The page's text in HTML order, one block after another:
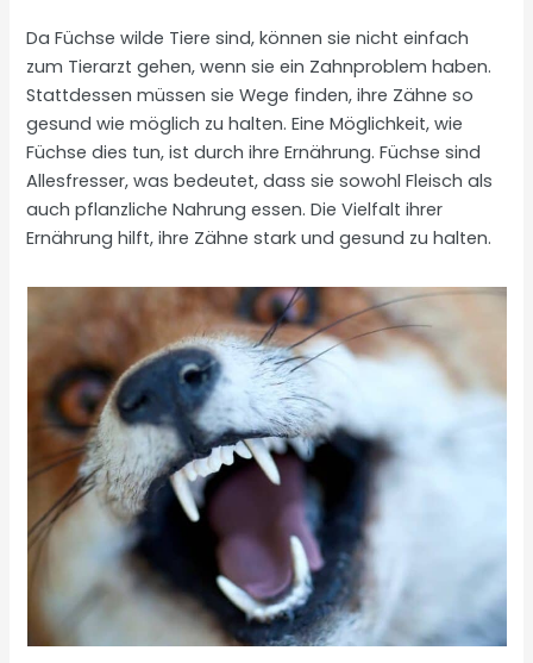
Da Füchse wilde Tiere sind, können sie nicht einfach
zum Tierarzt gehen, wenn sie ein Zahnproblem haben.
Stattdessen müssen sie Wege finden, ihre Zähne so
gesund wie möglich zu halten. Eine Möglichkeit, wie
Füchse dies tun, ist durch ihre Ernährung. Füchse sind
Allesfresser, was bedeutet, dass sie sowohl Fleisch als
auch pflanzliche Nahrung essen. Die Vielfalt ihrer
Ernährung hilft, ihre Zähne stark und gesund zu halten.